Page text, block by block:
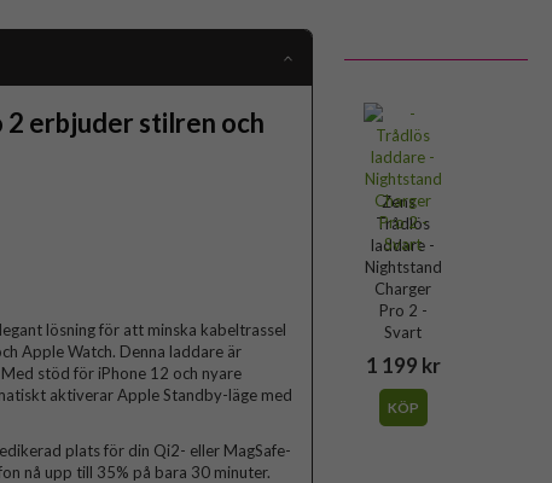
Zens -
Trådlös
laddare -
Nightstand
Charger
Pro 2 -
Svart
1 199 kr
KÖP
erbjuder stilren och
lösning för att minska kabeltrassel
Apple Watch. Denna laddare är
stöd för iPhone 12 och nyare
aktiverar Apple Standby-läge med
plats för din Qi2- eller MagSafe-
nå upp till 35% på bara 30 minuter.